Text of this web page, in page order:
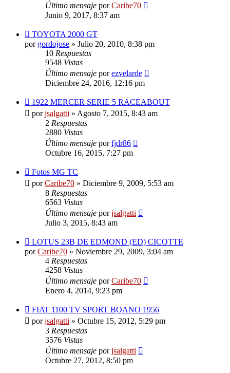
Último mensaje porCaribe70
Junio 9, 2017, 8:37 am
TOYOTA 2000 GT
por gordojose » Julio 20, 2010, 8:38 pm
10 Respuestas
9548 Vistas
Último mensaje porezvelarde
Diciembre 24, 2016, 12:16 pm
1922 MERCER SERIE 5 RACEABOUT
porjsalgatti » Agosto 7, 2015, 8:43 am
2 Respuestas
2880 Vistas
Último mensaje porfjdr86
Octubre 16, 2015, 7:27 pm
Fotos MG TC
porCaribe70 » Diciembre 9, 2009, 5:53 am
8 Respuestas
6563 Vistas
Último mensaje porjsalgatti
Julio 3, 2015, 8:43 am
LOTUS 23B DE EDMOND (ED) CICOTTE
porCaribe70 » Noviembre 29, 2009, 3:04 am
4 Respuestas
4258 Vistas
Último mensaje porCaribe70
Enero 4, 2014, 9:23 pm
FIAT 1100 TV SPORT BOANO 1956
porjsalgatti » Octubre 15, 2012, 5:29 pm
3 Respuestas
3576 Vistas
Último mensaje porjsalgatti
Octubre 27, 2012, 8:50 pm